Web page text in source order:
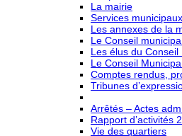
La mairie
Services municipaux
Les annexes de la
Le Conseil
Les élus du Conseil
Le Conseil
Comptes rendus,
Tribunes
Arrêtés – Actes
Rapport d’activités
Vie des quartiers